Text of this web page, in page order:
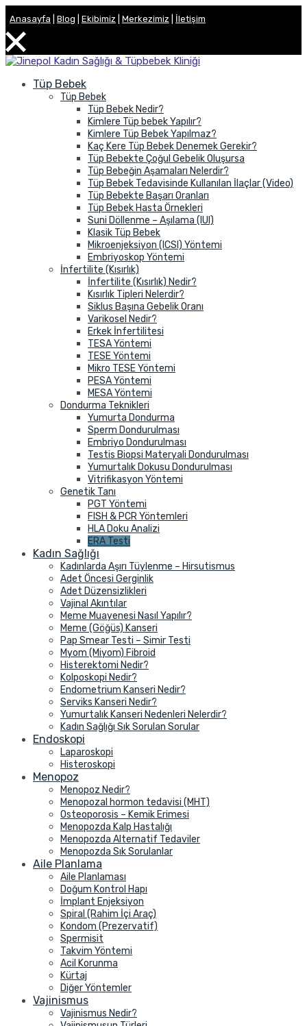
Anasayfa Blog Ekibimiz Merkezimiz İletişim
Skip
contentTüp Bebek
Tüp Bebek
Tüp Bebek Nedir?
Kimlere Tüp bebek Yapılır?
Kimlere Tüp Bebek Yapılmaz?
Kaç Kere Tüp Bebek Denemek Gerekir?
Tüp Bebekte Çoğul Gebelik Oluşursa
Tüp Bebeğin Aşamaları Nelerdir?
Tüp Bebek Tedavisinde Kullanılan İlaçlar (Video)
Tüp Bebekte Başarı Oranları
Tüp Bebek Hasta Örnekleri
Suni Döllenme – Aşılama (IUI)
Klasik Tüp Bebek
Mikroenjeksiyon (ICSI) Yöntemi
Embriyoskop Yöntemi
İnfertilite (Kısırlık)
İnfertilite (Kısırlık) Nedir?
Kısırlık Tipleri Nelerdir?
Siklus Başına Gebelik Oranı
Varikosel Nedir?
Erkek İnfertilitesi
TESA Yöntemi
TESE Yöntemi
Mikro TESE Yöntemi
PESA Yöntemi
MESA Yöntemi
Dondurma Teknikleri
Yumurta Dondurma
Sperm Dondurulması
Embriyo Dondurulması
Testis Biopsi Materyali Dondurulması
Yumurtalık Dokusu Dondurulması
Vitrifikasyon Yöntemi
Genetik Tanı
PGT Yöntemi
FISH & PCR Yöntemleri
HLA Doku Analizi
ERA Testi
Kadın Sağlığı
Kadınlarda Aşırı Tüylenme – Hirsutismus
Adet Öncesi Gerginlik
Adet Düzensizlikleri
Vajinal Akıntılar
Meme Muayenesi Nasıl Yapılır?
Meme (Göğüs) Kanseri
Pap Smear Testi – Simir Testi
Myom (Miyom) Fibroid
Histerektomi Nedir?
Kolposkopi Nedir?
Endometrium Kanseri Nedir?
Serviks Kanseri Nedir?
Yumurtalık Kanseri Nedenleri Nelerdir?
Kadın Sağlığı Sık Sorulan Sorular
Endoskopi
Laparoskopi
Histeroskopi
Menopoz
Menopoz Nedir?
Menopozal hormon tedavisi (MHT)
Osteoporosis – Kemik Erimesi
Menopozda Kalp Hastalığı
Menopozda Alternatif Tedaviler
Menopozda Sık Sorulanlar
Aile Planlama
Aile Planlaması
Doğum Kontrol Hapı
İmplant Enjeksiyon
Spiral (Rahim İçi Araç)
Kondom (Prezervatif)
Spermisit
Takvim Yöntemi
Acil Korunma
Kürtaj
Diğer Yöntemler
Vajinismus
Vajinismus Nedir?